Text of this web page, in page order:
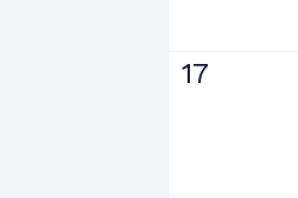
17